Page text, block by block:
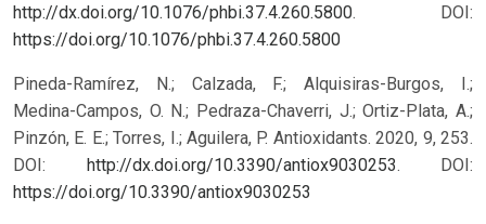
http://dx.doi.org/10.1076/phbi.37.4.260.5800. DOI:
https://doi.org/10.1076/phbi.37.4.260.5800
Pineda-Ramírez, N.; Calzada, F.; Alquisiras-Burgos, I.;
Medina-Campos, O. N.; Pedraza-Chaverri, J.; Ortiz-Plata, A.;
Pinzón, E. E.; Torres, I.; Aguilera, P. Antioxidants. 2020, 9, 253.
DOI: http://dx.doi.org/10.3390/antiox9030253. DOI:
https://doi.org/10.3390/antiox9030253